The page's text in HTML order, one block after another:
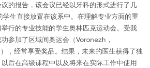
的报告，该会议已经以牙科的形式进行了几
生直接放置在该系中。在理解专业方面的重
行的专业技能的学生奥林匹克运动会。受我
参加了区域间奥运会（Voronezh，
，经常享受奖品。结果，未来的医生获得了独
后在高级课程中以及将来在实际工作中使用